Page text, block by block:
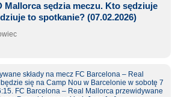
Mallorca sędzia meczu. Kto sędziuje
to spotkanie? (07.02.2026)